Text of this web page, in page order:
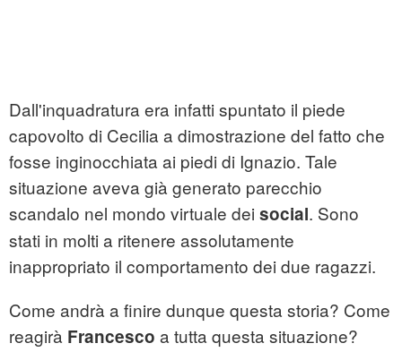
Dall'inquadratura era infatti spuntato il piede
capovolto di Cecilia a dimostrazione del fatto che
fosse inginocchiata ai piedi di Ignazio. Tale
situazione aveva già generato parecchio
scandalo nel mondo virtuale dei social. Sono
stati in molti a ritenere assolutamente
inappropriato il comportamento dei due ragazzi.
Come andrà a finire dunque questa storia? Come
reagirà Francesco a tutta questa situazione?